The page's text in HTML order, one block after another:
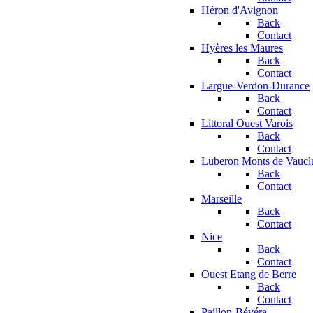
Héron d'Avignon
Back
Contact
Hyères les Maures
Back
Contact
Largue-Verdon-Durance
Back
Contact
Littoral Ouest Varois
Back
Contact
Luberon Monts de
Back
Contact
Marseille
Back
Contact
Nice
Back
Contact
Ouest Etang de Berre
Back
Contact